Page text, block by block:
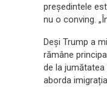
președintele
nu o conving.
Deși Trump a
rămâne
de la
aborda